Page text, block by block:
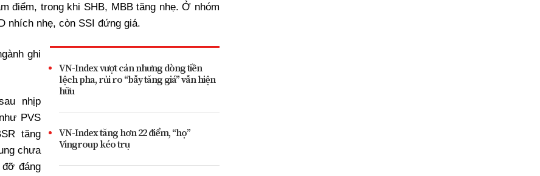
điểm, trong khi SHB, MBB tăng nhẹ. Ở nhóm
nhích nhẹ, còn SSI đứng giá.
VN-Index vượt cản nhưng dòng tiền
lệch pha, rủi ro “bẫy tăng giá” vẫn hiện
hữu
VN-Index tăng hơn 22 điểm, “họ”
Vingroup kéo trụ
ghi
nhịp
PVS
tăng
chưa
đáng